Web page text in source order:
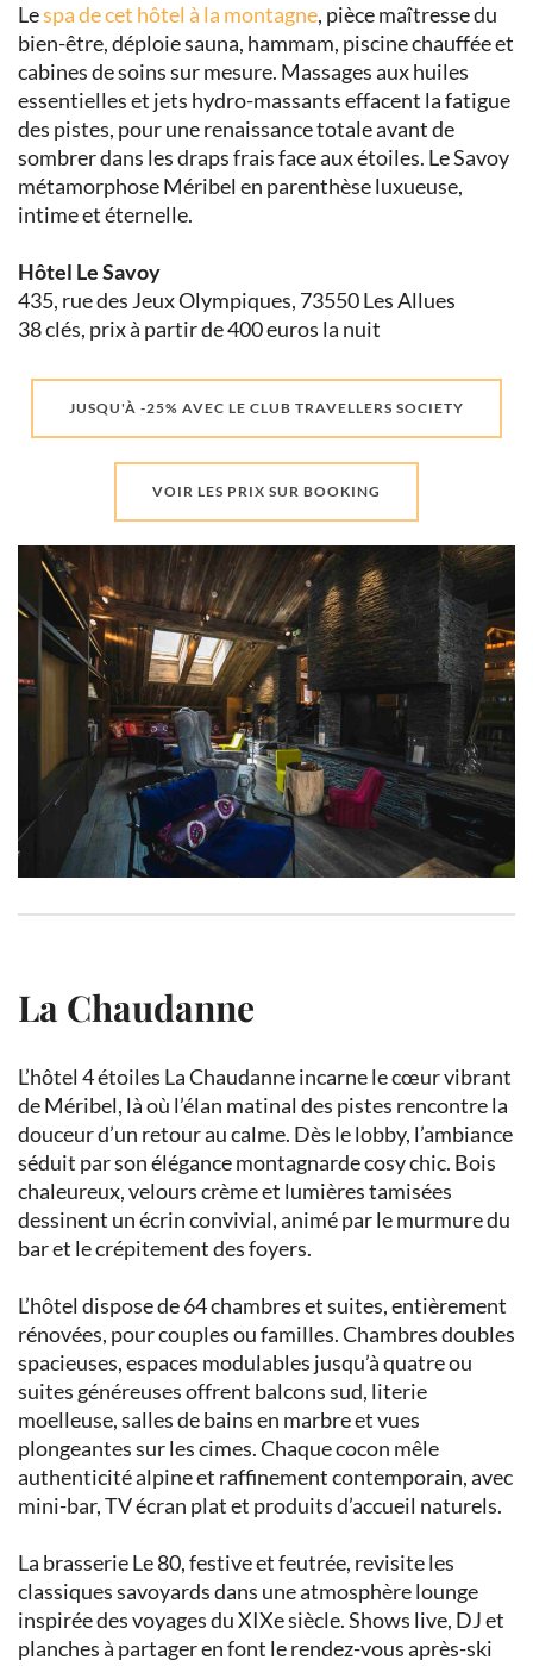
Lespa de cet hôtel à la montagne, pièce maîtresse du
bien-être, déploie sauna, hammam, piscine chauffée et
cabines de soins sur mesure. Massages aux huiles
essentielles et jets hydro-massants effacent la fatigue
des pistes, pour une renaissance totale avant de
sombrer dans les draps frais face aux étoiles. Le Savoy
métamorphose Méribel en parenthèse luxueuse,
intime et éternelle.
Hôtel Le Savoy
435, rue des Jeux Olympiques, 73550 Les Allues
38 clés, prix à partir de 400 euros la nuit
JUSQU'À -25% AVEC LE CLUB TRAVELLERS SOCIETY
VOIR LES PRIX SUR BOOKING
La Chaudanne
L’hôtel 4 étoiles La Chaudanne incarne le cœur vibrant
de Méribel, là où l’élan matinal des pistes rencontre la
douceur d’un retour au calme. Dès le lobby, l’ambiance
séduit par son élégance montagnarde cosy chic. Bois
chaleureux, velours crème et lumières tamisées
dessinent un écrin convivial, animé par le murmure du
bar et le crépitement des foyers.
L’hôtel dispose de 64 chambres et suites, entièrement
rénovées, pour couples ou familles. Chambres doubles
spacieuses, espaces modulables jusqu’à quatre ou
suites généreuses offrent balcons sud, literie
moelleuse, salles de bains en marbre et vues
plongeantes sur les cimes. Chaque cocon mêle
authenticité alpine et raffinement contemporain, avec
mini-bar, TV écran plat et produits d’accueil naturels.
La brasserie Le 80, festive et feutrée, revisite les
classiques savoyards dans une atmosphère lounge
inspirée des voyages du XIXe siècle. Shows live, DJ et
planches à partager en font le rendez-vous après-ski